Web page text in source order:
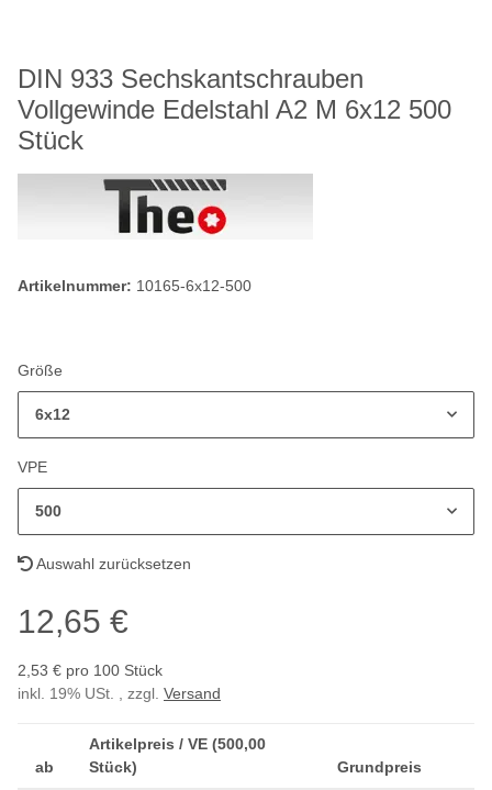
DIN 933 Sechskantschrauben
Vollgewinde Edelstahl A2 M 6x12 500
Stück
Artikelnummer: 10165-6x12-500
Größe
6x12
VPE
500
Auswahl zurücksetzen
12,65 €
2,53 € pro 100 Stück
inkl. 19% USt. , zzgl. Versand
ab
Artikelpreis / VE (500,00
Stück)
Grundpreis